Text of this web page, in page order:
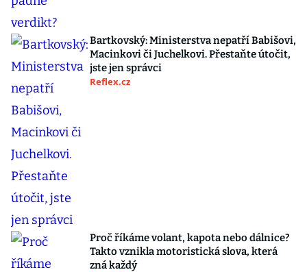
Bartkovský: Ministerstva nepatří Babišovi,
Macinkovi či Juchelkovi. Přestaňte útočit,
jste jen správci
Reflex.cz
Proč říkáme volant, kapota nebo dálnice?
Takto vznikla motoristická slova, která
zná každý